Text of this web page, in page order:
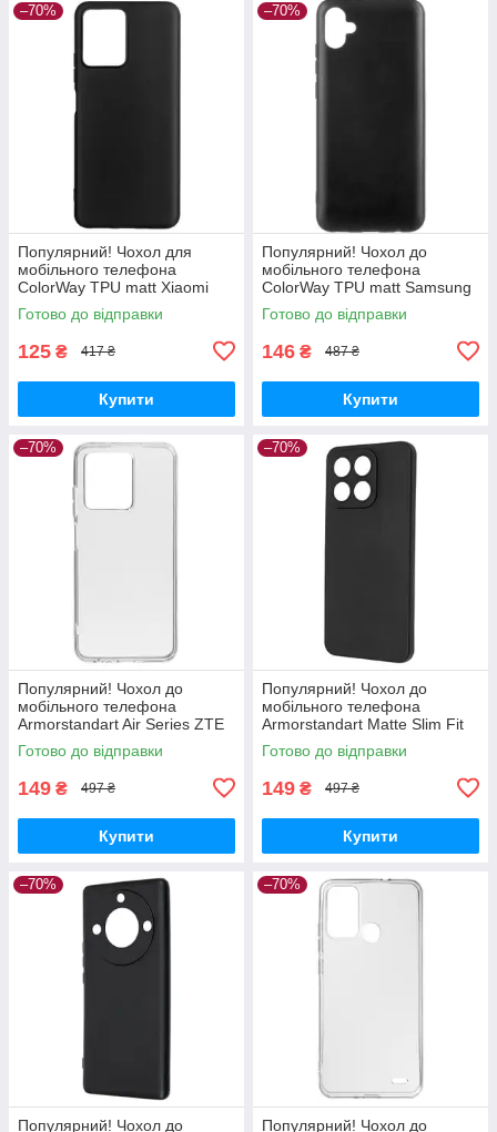
–70%
Популярний! Чохол для
мобільного телефона
ColorWay TPU matt Xiaomi
Redmi Note 12 5G black (CW-
CTMXRN125-BK) —
Готово до відправки
125 ₴ 417 ₴
Купити
–70%
Популярний! Чохол до
мобільного телефона
ColorWay TPU matt Samsung
Galaxy A04e black (CW-
CTMSGA042-BK) - Краща
Готово до відправки
146 ₴ 487 ₴
Купити
–70%
Популярний! Чохол до
мобільного телефона
Armorstandart Air Series ZTE
Blade V30 Transparent
(ARM59796) - Краща якість
Готово до відправки
149 ₴ 497 ₴
Купити
–70%
Популярний! Чохол до
мобільного телефона
Armorstandart Matte Slim Fit
Honor X8a Camera cover
Black (ARM69397) - Краща
Готово до відправки
149 ₴ 497 ₴
Купити
–70%
Популярний! Чохол до
–70%
Популярний! Чохол до